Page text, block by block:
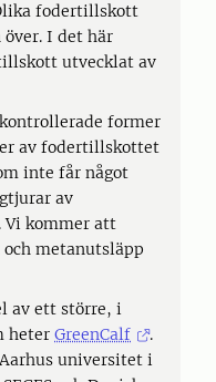
fodertillskott
I det här
utvecklat av
former
av fodertillskottet
inte får något
av
Vi kommer att
metanutsläpp
av ett större, i
heter GreenCalf
.
universitet i